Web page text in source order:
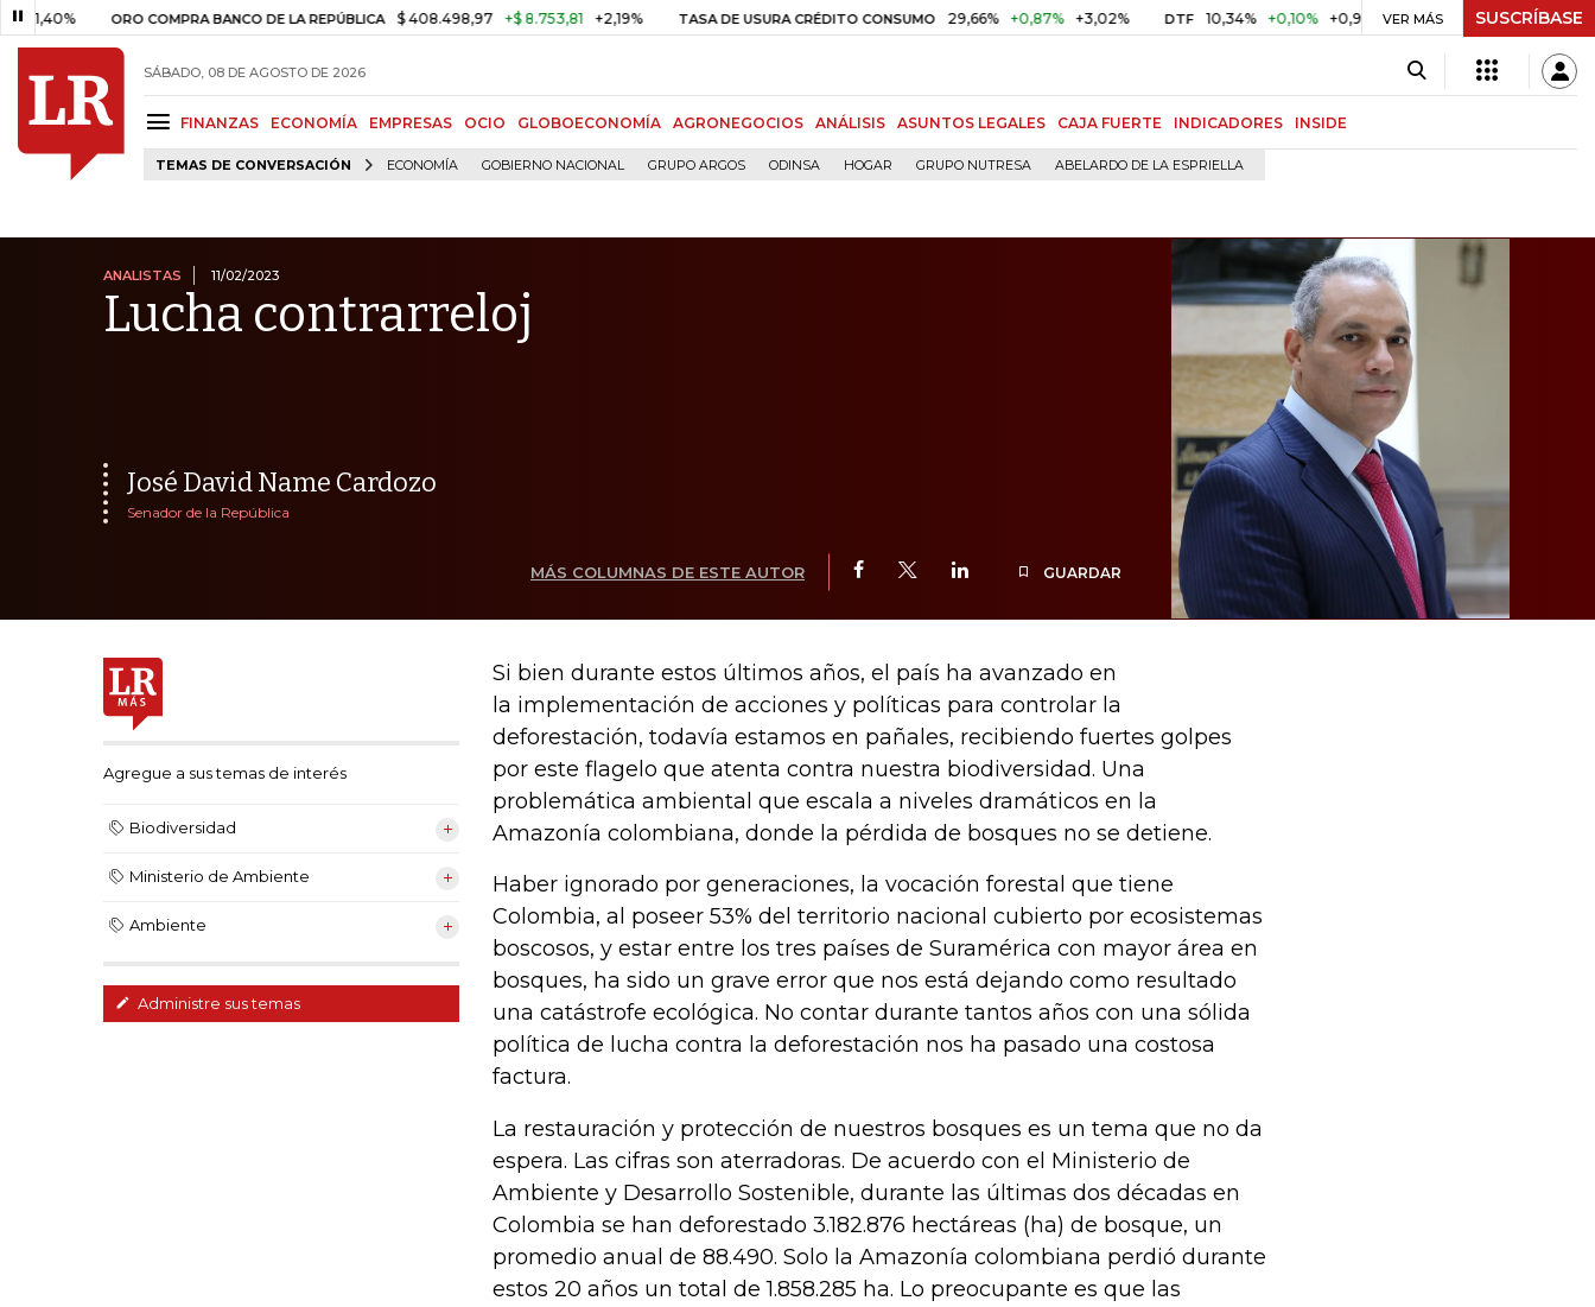
ORO COMPRA BANCO DE LA REPÚBLICA $ 408.498,97 +$ 8.753,81 +2,19% TASA DE USURA CRÉDITO CONSUMO 29,66% +0,87% +3,02% DTF 10,34% +0,10% +0,98% UVR $ 417,01 +$ 0,05 +0,01%
VER MÁS SUSCRÍBASE
SÁBADO, 08 DE AGOSTO DE 2026
FINANZAS ECONOMÍA EMPRESAS OCIO GLOBOECONOMÍA AGRONEGOCIOS ANÁLISIS ASUNTOS LEGALES CAJA FUERTE INDICADORES INSIDE
TEMAS DE CONVERSACIÓN ECONOMÍA GOBIERNO NACIONAL GRUPO ARGOS ODINSA HOGAR GRUPO NUTRESA ABELARDO DE LA ESPRIELLA
ANALISTAS 11/02/2023
Lucha contrarreloj
José David Name Cardozo
Senador de la República
MÁS COLUMNAS DE ESTE AUTOR GUARDAR
Agregue a sus temas de interés
Biodiversidad
Ministerio de Ambiente
Ambiente
Administre sus temas
Si bien durante estos últimos años, el país ha avanzado en
la implementación de acciones y políticas para controlar la
deforestación, todavía estamos en pañales, recibiendo fuertes golpes
por este flagelo que atenta contra nuestra biodiversidad. Una
problemática ambiental que escala a niveles dramáticos en la
Amazonía colombiana, donde la pérdida de bosques no se detiene.
Haber ignorado por generaciones, la vocación forestal que tiene
Colombia, al poseer 53% del territorio nacional cubierto por ecosistemas
boscosos, y estar entre los tres países de Suramérica con mayor área en
bosques, ha sido un grave error que nos está dejando como resultado
una catástrofe ecológica. No contar durante tantos años con una sólida
política de lucha contra la deforestación nos ha pasado una costosa
factura.
La restauración y protección de nuestros bosques es un tema que no da
espera. Las cifras son aterradoras. De acuerdo con el Ministerio de
Ambiente y Desarrollo Sostenible, durante las últimas dos décadas en
Colombia se han deforestado 3.182.876 hectáreas (ha) de bosque, un
promedio anual de 88.490. Solo la Amazonía colombiana perdió durante
estos 20 años un total de 1.858.285 ha. Lo preocupante es que las